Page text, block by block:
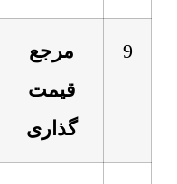
9
مرجع
قیمت
گذاری